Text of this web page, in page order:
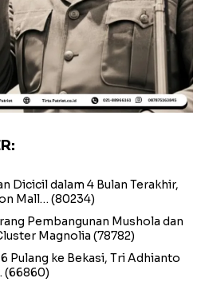
Dicicil dalam 4 Bulan Terakhir,
Mall… (80234)
Pembangunan Mushola dan
Magnolia (78782)
Pulang ke Bekasi, Tri Adhianto
(66860)